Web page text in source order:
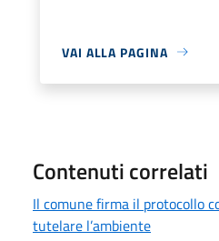
VAI ALLA PAGINA
Contenuti correlati
Il comune firma il protocollo
tutelare l’ambiente